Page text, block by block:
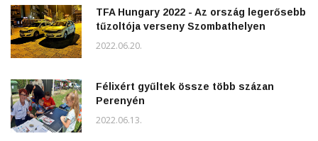
TFA Hungary 2022 - Az ország legerősebb
tűzoltója verseny Szombathelyen
2022.06.20.
Félixért gyűltek össze több százan
Perenyén
2022.06.13.